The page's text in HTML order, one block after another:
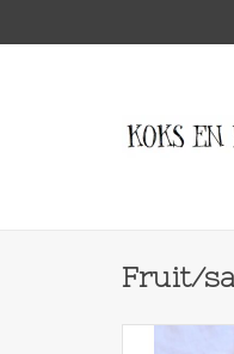
Fruit/